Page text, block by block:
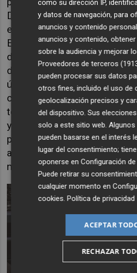
Defender premium están
exquisita piel Windsor Ebony
El contorno de la consola
de infoentretenimiento
detalles del color de la
último, incorpora funciones
como la navegación por
terrestre digital y el
y salpicadero originales. El
palanca de cambios de la
automática ZF de ocho
mismo color de la carrocería,
como su dirección IP,
y datos de navegación, para
anuncios y contenido
anuncios y contenido,
sobre la audiencia y mejorar
Proveedores de terceros
pueden procesar sus datos
otros fines, incluido el uso de
geolocalización precisos y
del dispositivo. Sus
solo a este sitio web.
pueden basarse en el interés
lugar del consentimiento;
oponerse enConfiguración
Puede retirar su
cualquier momento en
cookies.Política de privacidad
ACEPTAR
RECHAZAR